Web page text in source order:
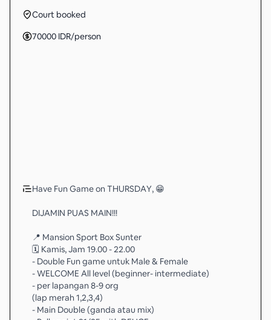
Court booked
70000 IDR/person
Have Fun Game on THURSDAY, 😁
DIJAMIN PUAS MAIN!!!
📍 Mansion Sport Box Sunter
🗓 Kamis, Jam 19.00 - 22.00
- Double Fun game untuk Male & Female
- WELCOME All level (beginner- intermediate)
- per lapangan 8-9 org
(lap merah 1,2,3,4)
- Main Double (ganda atau mix)